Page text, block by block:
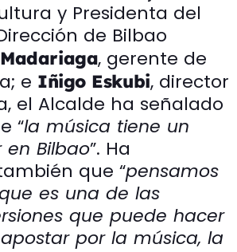
y Presidenta del
de Bilbao
, gerente de
e Iñigo Eskubi, director
el Alcalde ha señalado
“la música tiene un
Bilbao”. Ha
que “pensamos
es una de las
que puede hacer
por la música, la